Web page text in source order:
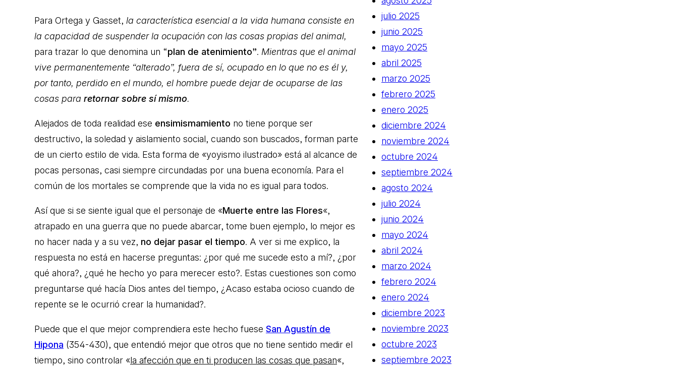
Para Ortega y Gasset, la característica esencial a la vida humana consiste en
la capacidad de suspender la ocupación con las cosas propias del animal,
para trazar lo que denomina un “plan de atenimiento”. Mientras que el animal
vive permanentemente “alterado”, fuera de sí, ocupado en lo que no es él y,
por tanto, perdido en el mundo, el hombre puede dejar de ocuparse de las
cosas para retornar sobre sí mismo.
Alejados de toda realidad ese ensimismamiento no tiene porque ser
destructivo, la soledad y aislamiento social, cuando son buscados, forman parte
de un cierto estilo de vida. Esta forma de «yoyismo ilustrado» está al alcance de
pocas personas, casi siempre circundadas por una buena economía. Para el
común de los mortales se comprende que la vida no es igual para todos.
Así que si se siente igual que el personaje de «Muerte entre las Flores«,
atrapado en una guerra que no puede abarcar, tome buen ejemplo, lo mejor es
no hacer nada y a su vez, no dejar pasar el tiempo. A ver si me explico, la
respuesta no está en hacerse preguntas: ¿por qué me sucede esto a mí?, ¿por
qué ahora?, ¿qué he hecho yo para merecer esto?. Estas cuestiones son como
preguntarse qué hacía Dios antes del tiempo, ¿Acaso estaba ocioso cuando de
repente se le ocurrió crear la humanidad?.
Puede que el que mejor comprendiera este hecho fuese San Agustín de
Hipona (354-430), que entendió mejor que otros que no tiene sentido medir el
tiempo, sino controlar «la afección que en ti producen las cosas que pasan«,
julio 2025
junio 2025
mayo 2025
abril 2025
marzo 2025
febrero 2025
enero 2025
diciembre 2024
noviembre 2024
octubre 2024
septiembre 2024
agosto 2024
julio 2024
junio 2024
mayo 2024
abril 2024
marzo 2024
febrero 2024
enero 2024
diciembre 2023
noviembre 2023
octubre 2023
septiembre 2023